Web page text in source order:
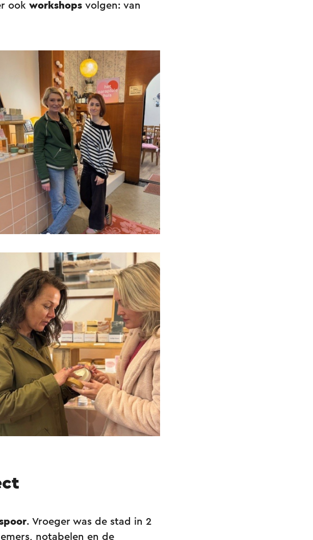
ook workshops volgen: van
. Vroeger was de stad in 2
notabelen en de